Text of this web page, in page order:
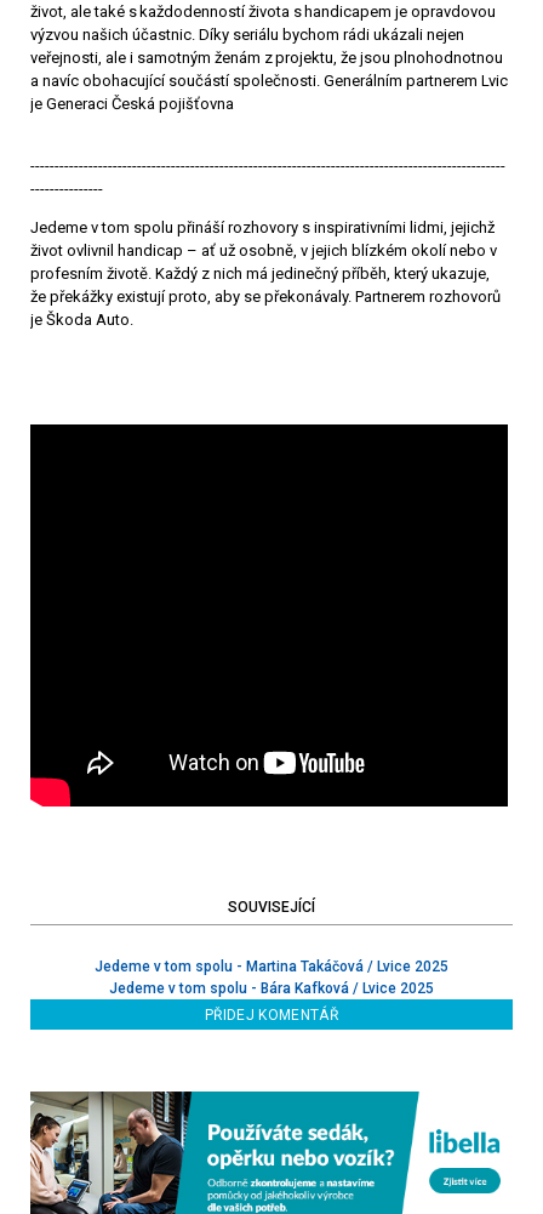
život, ale také s každodenností života s handicapem je opravdovou
výzvou našich účastnic. Díky seriálu bychom rádi ukázali nejen
veřejnosti, ale i samotným ženám z projektu, že jsou plnohodnotnou
a navíc obohacující součástí společnosti. Generálním partnerem Lvic
je Generaci Česká pojišťovna
--------------------------------------------------------------------------------------------------
---------------
Jedeme v tom spolu přináší rozhovory s inspirativními lidmi, jejichž
život ovlivnil handicap – ať už osobně, v jejich blízkém okolí nebo v
profesním životě. Každý z nich má jedinečný příběh, který ukazuje,
že překážky existují proto, aby se překonávaly. Partnerem rozhovorů
je Škoda Auto.
SOUVISEJÍCÍ
Jedeme v tom spolu - Martina Takáčová / Lvice 2025
Jedeme v tom spolu - Bára Kafková / Lvice 2025
PŘIDEJ KOMENTÁŘ